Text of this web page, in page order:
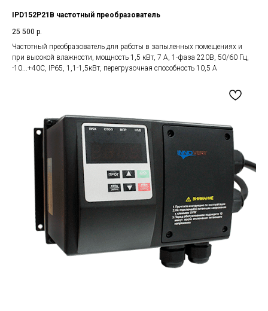
IPD152P21B частотный преобразователь
25 500 р.
Частотный преобразователь для работы в запыленных помещениях и
при высокой влажности, мощность 1,5 кВт, 7 А, 1-фаза 220В, 50/60 Гц,
-10...+40С, IP65, 1,1-1,5кВт, перегрузочная способность 10,5 А